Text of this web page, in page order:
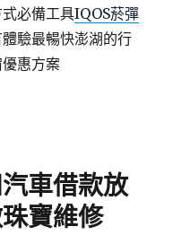
必備工具IQOS菸彈
驗最暢快澎湖的行
惠方案
車借款放
寶維修